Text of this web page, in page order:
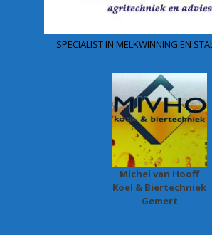
SPECIALIST IN MELKWINNING EN
Michel van Hooff
Koel & Biertechniek
Gemert